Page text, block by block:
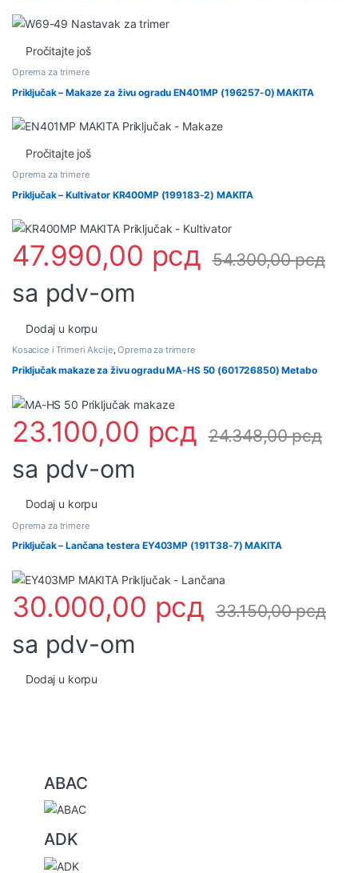
Pročitajte još
Oprema za trimere
Priključak – Makaze za živu ogradu EN401MP (196257-0) MAKITA
Pročitajte još
Oprema za trimere
Priključak – Kultivator KR400MP (199183-2) MAKITA
47.990,00 рсд 54.300,00рсд
sa pdv-om
Dodaj u korpu
Kosacice i Trimeri Akcije,Oprema za trimere
Priključak makaze za živu ogradu MA-HS 50 (601726850) Metabo
23.100,00 рсд 24.348,00рсд
sa pdv-om
Dodaj u korpu
Oprema za trimere
Priključak – Lančana testera EY403MP (191T38-7) MAKITA
30.000,00 рсд 33.150,00рсд
sa pdv-om
Dodaj u korpu
ABAC
ADK